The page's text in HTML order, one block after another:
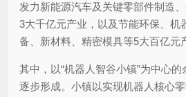
发力新能源汽车及关键零部件制造
3大千亿元产业，以及节能环保、机
备、新材料、精密模具等5大百亿元
其中，以“机器人智谷小镇”为中心
逐步形成。小镇以实现机器人核心